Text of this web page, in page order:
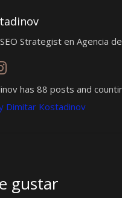
Strategist en Agencia
has 88 posts and
Dimitar Kostadinov
gustar